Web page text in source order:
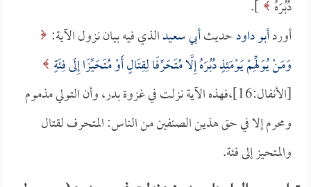
دُبُرَهُ ].
أوردأبو داودحديثأبي سعيدالذي فيه بيان نزول الآية:
وَمَنْ يُوَلِّهِمْ يَوْمَئِذٍ دُبُرَهُ إِلَّا مُتَحَرِّفًا لِقِتَالٍ أَوْ مُتَحَيِّزًا إِلَى فِئَةٍ
[الأنفال:16]،فهذه الآية نزلت في غزوة بدر، وأن التولي مذموم
ومحرم إلا في حق هذين الصنفين من الناس: المتحرف لقتال
والمتحيز إلى فئة.